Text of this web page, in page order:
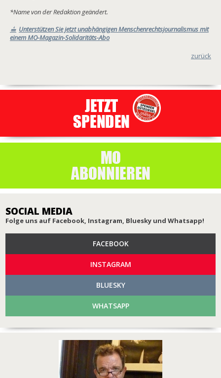
*Name von der Redaktion geändert.
Unterstützen Sie jetzt unabhängigen Menschenrechtsjournalismus mit
einem MO-Magazin-Solidaritäts-Abo
zurück
SOCIAL MEDIA
Folge uns auf Facebook, Instagram, Bluesky und Whatsapp!
FACEBOOK
INSTAGRAM
BLUESKY
WHATSAPP